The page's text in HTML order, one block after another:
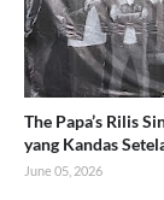
The Papa’s Rilis
yang Kandas
June 05, 2026